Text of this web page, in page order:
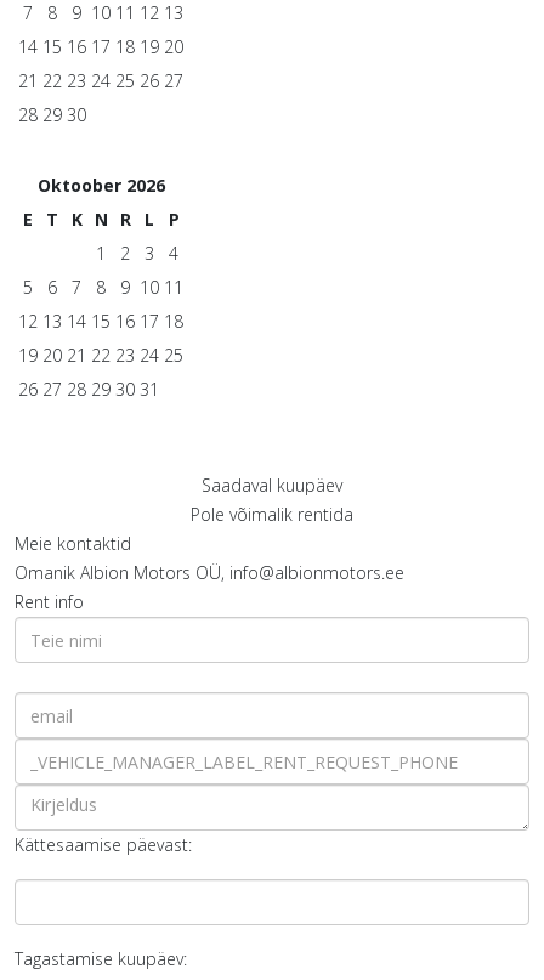
7
8 9 10 11 12 13
14 15 16 17 18 19 20
21 22 23 24 25 26 27
28 29 30
Oktoober 2026
E
T K N R L
P
1
2 3
4
5
6 7 8 9 10 11
12 13 14 15 16 17 18
19 20 21 22 23 24 25
26 27 28 29 30 31
Saadaval kuupäev
Pole võimalik rentida
Meie kontaktid
Omanik Albion Motors OÜ, info@albionmotors.ee
Rent info
Kättesaamise päevast:
Tagastamise kuupäev: